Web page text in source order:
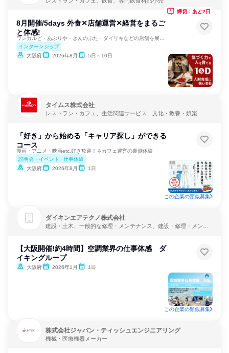
8月開催/5days 外食✕店舗運営✕経営をまるご
と体感!
インターンシップ
大阪府
2026年8月 5日～10日
締切：あと2日
タイムス株式会社
レストラン・カフェ、生活関連サービス、文化・教養・娯楽
「好き」から始める「キャリア探し」ができる
コース
漫画・アニメ・映画etc.好き歓迎！ネカフェ運営の裏側体験
説明会・イベント
仕事体験
大阪府
2026年8月 1日
この企業の類似募集
ダイキンエアテクノ株式会社
建設・土木、一般的な修理・メンテナンス、建設・修理・メンテ
【大阪開催!約4時間】空調業界の仕事体感 ダ
イキングループ
大阪府 2026年1月 1日
この企業の類似募集
株式会社ジャパン・ティッシュエンジニアリング
機械・医療機器メーカー